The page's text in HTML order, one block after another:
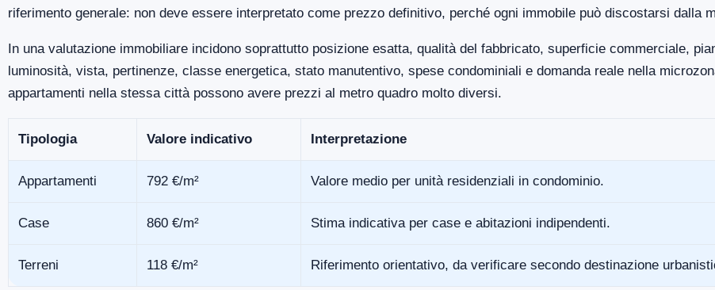
riferimento generale: non deve essere interpretato come prezzo definitivo, perché ogni immobile può discostarsi dalla
In una valutazione immobiliare incidono soprattutto posizione esatta, qualità del fabbricato, superficie commerciale,
luminosità, vista, pertinenze, classe energetica, stato manutentivo, spese condominiali e domanda reale nella
appartamenti nella stessa città possono avere prezzi al metro quadro molto diversi.
Tipologia Valore indicativo Interpretazione
Appartamenti 792 €/m² Valore medio per unità residenziali in condominio.
Case 860 €/m² Stima indicativa per case e abitazioni indipendenti.
Terreni 118 €/m² Riferimento orientativo, da verificare secondo destinazione